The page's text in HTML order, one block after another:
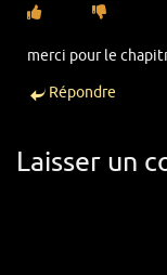
merci pour le
Répondre
Laisser un